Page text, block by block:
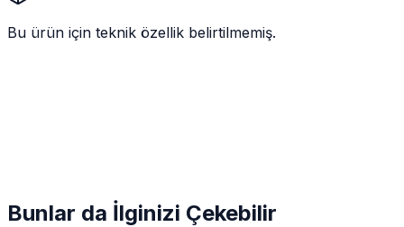
Bu ürün için teknik özellik belirtilmemiş.
Bunlar da İlginizi Çekebilir